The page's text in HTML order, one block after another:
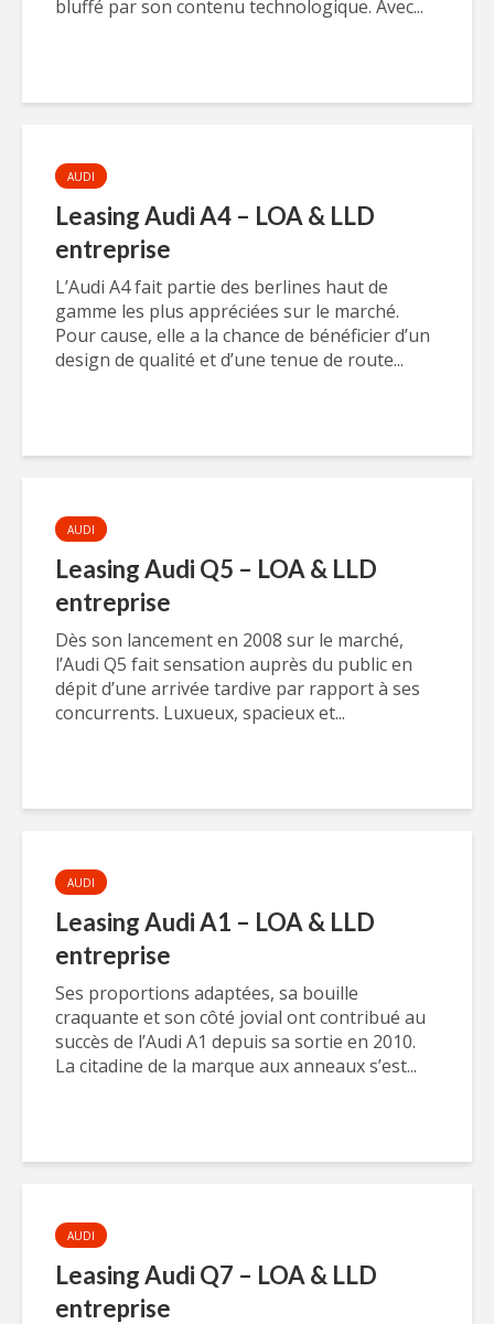
bluffé par son contenu technologique. Avec...
AUDI
Leasing Audi A4 – LOA & LLD
entreprise
L’Audi A4 fait partie des berlines haut de
gamme les plus appréciées sur le marché.
Pour cause, elle a la chance de bénéficier d’un
design de qualité et d’une tenue de route...
AUDI
Leasing Audi Q5 – LOA & LLD
entreprise
Dès son lancement en 2008 sur le marché,
l’Audi Q5 fait sensation auprès du public en
dépit d’une arrivée tardive par rapport à ses
concurrents. Luxueux, spacieux et...
AUDI
Leasing Audi A1 – LOA & LLD
entreprise
Ses proportions adaptées, sa bouille
craquante et son côté jovial ont contribué au
succès de l’Audi A1 depuis sa sortie en 2010.
La citadine de la marque aux anneaux s’est...
AUDI
Leasing Audi Q7 – LOA & LLD
entreprise